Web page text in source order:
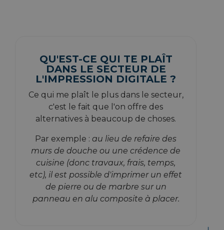
QU'EST-CE QUI TE PLAÎT
DANS LE SECTEUR DE
L'IMPRESSION DIGITALE ?
Ce qui me plaît le plus dans le secteur,
c'est le fait que l'on offre des
alternatives à beaucoup de choses.
Par exemple : au lieu de refaire des
murs de douche ou une crédence de
cuisine (donc travaux, frais, temps,
etc), il est possible d'imprimer un effet
de pierre ou de marbre sur un
panneau en alu composite à placer.